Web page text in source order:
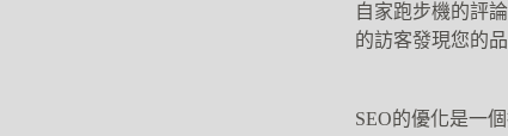
自家跑步機的評
的訪客發現您的
SEO的優化是一